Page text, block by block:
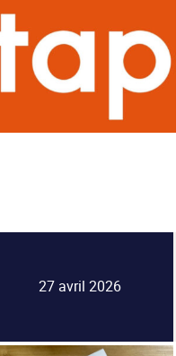
27 avril 2026